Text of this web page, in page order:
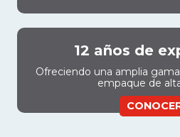
12 años de
Ofreciendo una amplia
empaque de